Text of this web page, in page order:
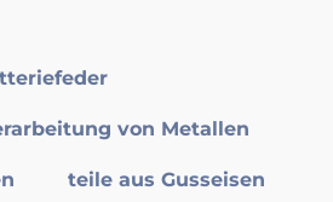
von Metallen
teile aus Gusseisen